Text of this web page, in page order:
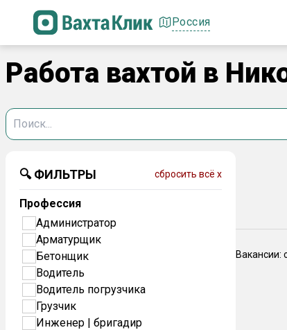
Россия
Работа вахтой в
🔍 ФИЛЬТРЫ сбросить всё x
Профессия
Администратор
Арматурщик
Бетонщик
Водитель
Водитель погрузчика
Грузчик
Инженер | бригадир
Вакансии: